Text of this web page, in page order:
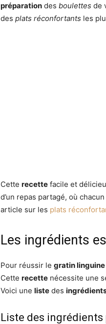
préparation des boulettes de
des plats réconfortants les
Cette recette facile et
d’un repas partagé, où
article sur les plats
Les ingrédients
Pour réussir le gratin linguine
Cette recette nécessite une
Voici une liste des
Liste des ingrédients